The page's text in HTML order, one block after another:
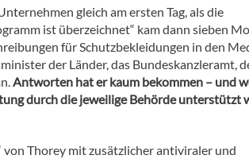
gleich am ersten Tag, als die
ist überzeichnet“ kam dann sieben
für Schutzbekleidungen in den
der Länder, das Bundeskanzleramt,
Antworten hat er kaum bekommen – und
durch die jeweilige Behörde unterstützt
von Thorey mit zusätzlicher antiviraler und